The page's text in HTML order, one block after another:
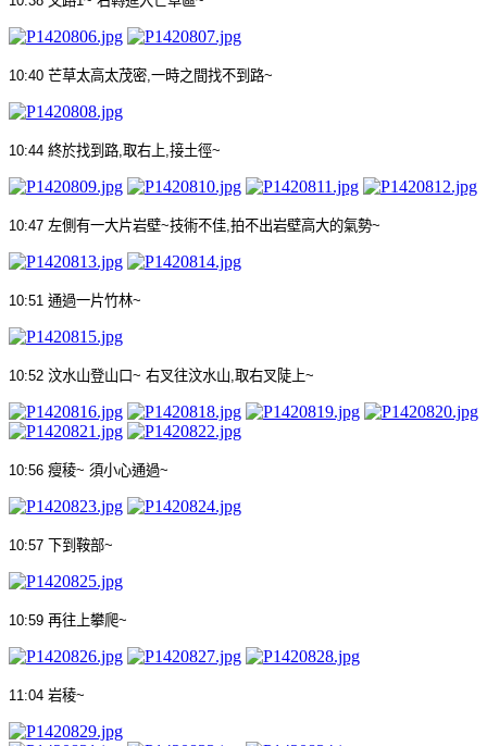
10:40 芒草太高太茂密 一時之間找不到路~
10:44 終於找到路 取右上 接土徑~
10:47 左側有一大片岩壁~技術不佳 拍不出岩壁高大的氣勢~
10:51 通過一片竹林~
10:52 汶水山登山口~ 右叉往汶水山 取右叉陡上~
10:56 瘦稜~ 須小心通過~
10:57 下到鞍部~
10:59 再往上攀爬~
11:04 岩稜~